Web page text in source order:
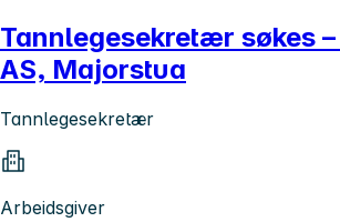
Tannlegesekretær søkes
AS, Majorstua
Tannlegesekretær
Arbeidsgiver